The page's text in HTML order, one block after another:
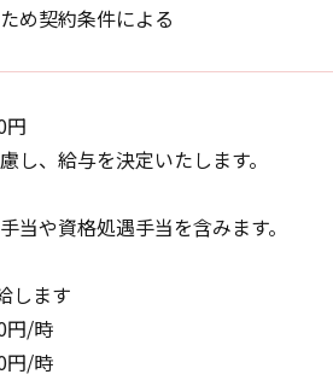
め契約条件による
円
し、給与を決定いたします。
当や資格処遇手当を含みます。
します
円/時
円/時